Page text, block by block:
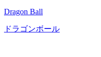
Dragon Ball
ドラゴンボール